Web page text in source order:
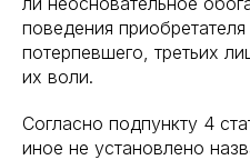
поведения
потерпевшего, третьих
их воли.
Согласно подпункту 4
иное не установлено